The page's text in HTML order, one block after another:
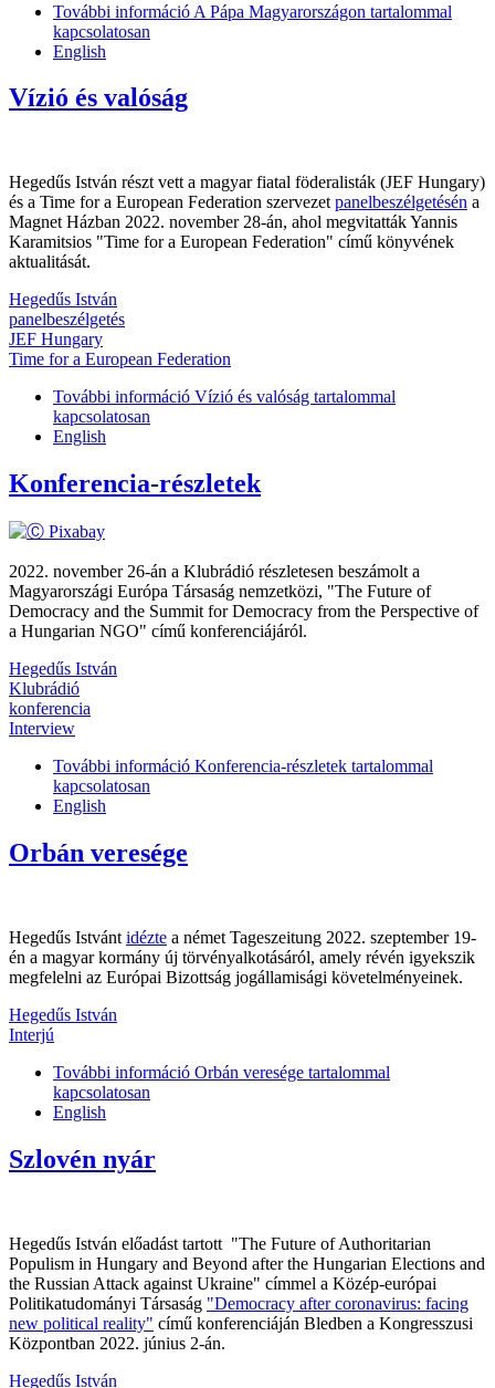
További információ A Pápa Magyarországon tartalommal
kapcsolatosan
English
Vízió és valóság
Hegedűs István részt vett a magyar fiatal föderalisták (JEF Hungary)
és a Time for a European Federation szervezet panelbeszélgetésén a
Magnet Házban 2022. november 28-án, ahol megvitatták Yannis
Karamitsios "Time for a European Federation" című könyvének
aktualitását.
Hegedűs István
panelbeszélgetés
JEF Hungary
Time for a European Federation
További információ Vízió és valóság tartalommal
kapcsolatosan
English
Konferencia-részletek
2022. november 26-án a Klubrádió részletesen beszámolt a
Magyarországi Európa Társaság nemzetközi, "The Future of
Democracy and the Summit for Democracy from the Perspective of
a Hungarian NGO" című konferenciájáról.
Hegedűs István
Klubrádió
konferencia
Interview
További információ Konferencia-részletek tartalommal
kapcsolatosan
English
Orbán veresége
Hegedűs Istvánt idézte a német Tageszeitung 2022. szeptember 19-
én a magyar kormány új törvényalkotásáról, amely révén igyekszik
megfelelni az Európai Bizottság jogállamisági követelményeinek.
Hegedűs István
Interjú
További információ Orbán veresége tartalommal
kapcsolatosan
English
Szlovén nyár
Hegedűs István előadást tartott "The Future of Authoritarian
Populism in Hungary and Beyond after the Hungarian Elections and
the Russian Attack against Ukraine" címmel a Közép-európai
Politikatudományi Társaság "Democracy after coronavirus: facing
new political reality" című konferenciáján Bledben a Kongresszusi
Központban 2022. június 2-án.
Hegedűs István